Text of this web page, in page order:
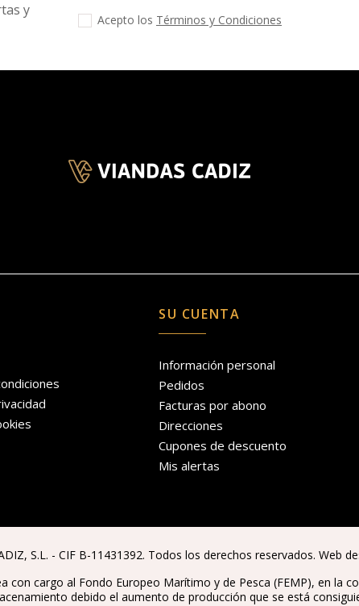
y
Acepto los Términos y Condiciones
SU CUENTA
Información personal
Pedidos
Facturas por abono
Direcciones
Cupones de descuento
Mis alertas
S.L. - CIF B-11431392. Todos los derechos reservados. Web
con cargo al Fondo Europeo Marítimo y de Pesca (FEMP), en la
debido el aumento de producción que se está